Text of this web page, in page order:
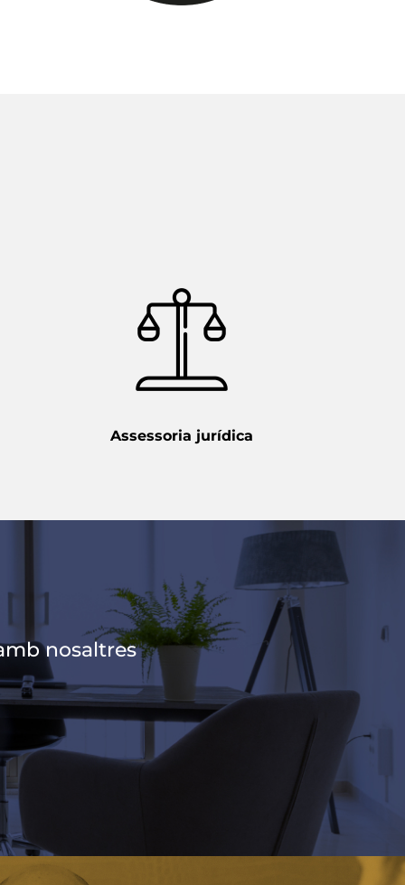
Assessoria jurídica
nosaltres